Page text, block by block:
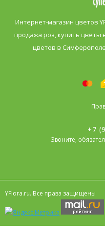
Интернет-магазин цветов
продажа роз, купить цветы
цветов в
+7
Звоните,
YFlora.ru. Все права защищены